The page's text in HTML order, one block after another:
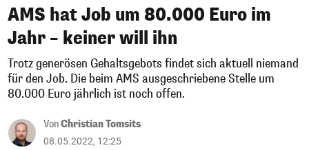
AMS hat Job um 80.000 Euro im
Jahr – keiner will ihn
Trotz generösen Gehaltsgebots findet sich aktuell niemand
für den Job. Die beim AMS ausgeschriebene Stelle um
80.000 Euro jährlich ist noch offen.
VonChristian Tomsits
08.05.2022, 12:25